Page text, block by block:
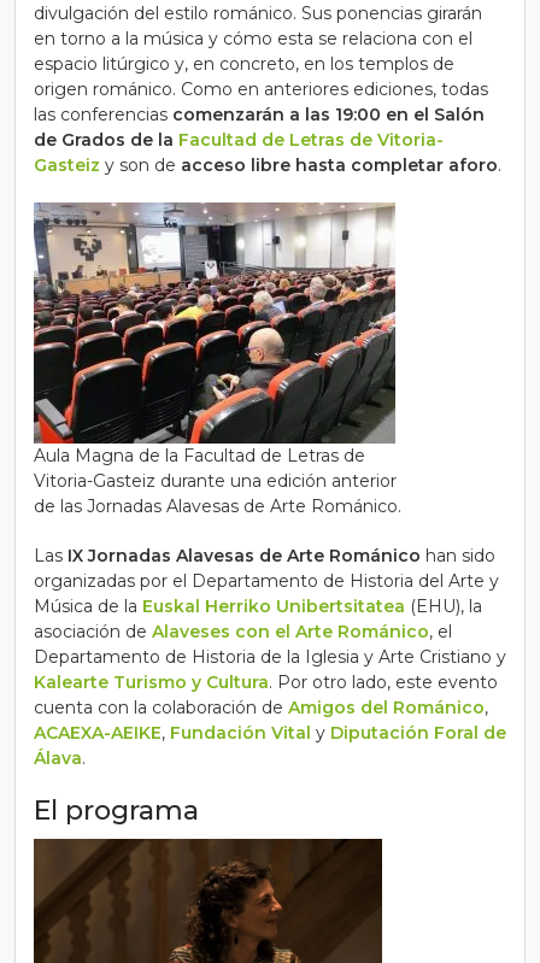
divulgación del estilo románico. Sus ponencias girarán
en torno a la música y cómo esta se relaciona con el
espacio litúrgico y, en concreto, en los templos de
origen románico. Como en anteriores ediciones, todas
las conferencias comenzarán a las 19:00 en el Salón
de Grados de la Facultad de Letras de Vitoria-
Gasteiz y son de acceso libre hasta completar aforo.
Aula Magna de la Facultad de Letras de
Vitoria-Gasteiz durante una edición anterior
de las Jornadas Alavesas de Arte Románico.
Las IX Jornadas Alavesas de Arte Románico han sido
organizadas por el Departamento de Historia del Arte y
Música de la Euskal Herriko Unibertsitatea (EHU), la
asociación de Alaveses con el Arte Románico, el
Departamento de Historia de la Iglesia y Arte Cristiano y
Kalearte Turismo y Cultura. Por otro lado, este evento
cuenta con la colaboración de Amigos del Románico,
ACAEXA-AEIKE, Fundación Vital y Diputación Foral de
Álava.
El programa